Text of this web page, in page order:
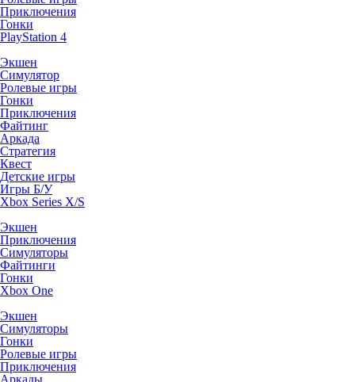
Приключения
Гонки
PlayStation 4
Экшен
Симулятор
Ролевые игры
Гонки
Приключения
Файтинг
Аркада
Стратегия
Квест
Детские игры
Игры Б/У
Xbox Series X/S
Экшен
Приключения
Симуляторы
Файтинги
Гонки
Xbox One
Экшен
Симуляторы
Гонки
Ролевые игры
Приключения
Аркады